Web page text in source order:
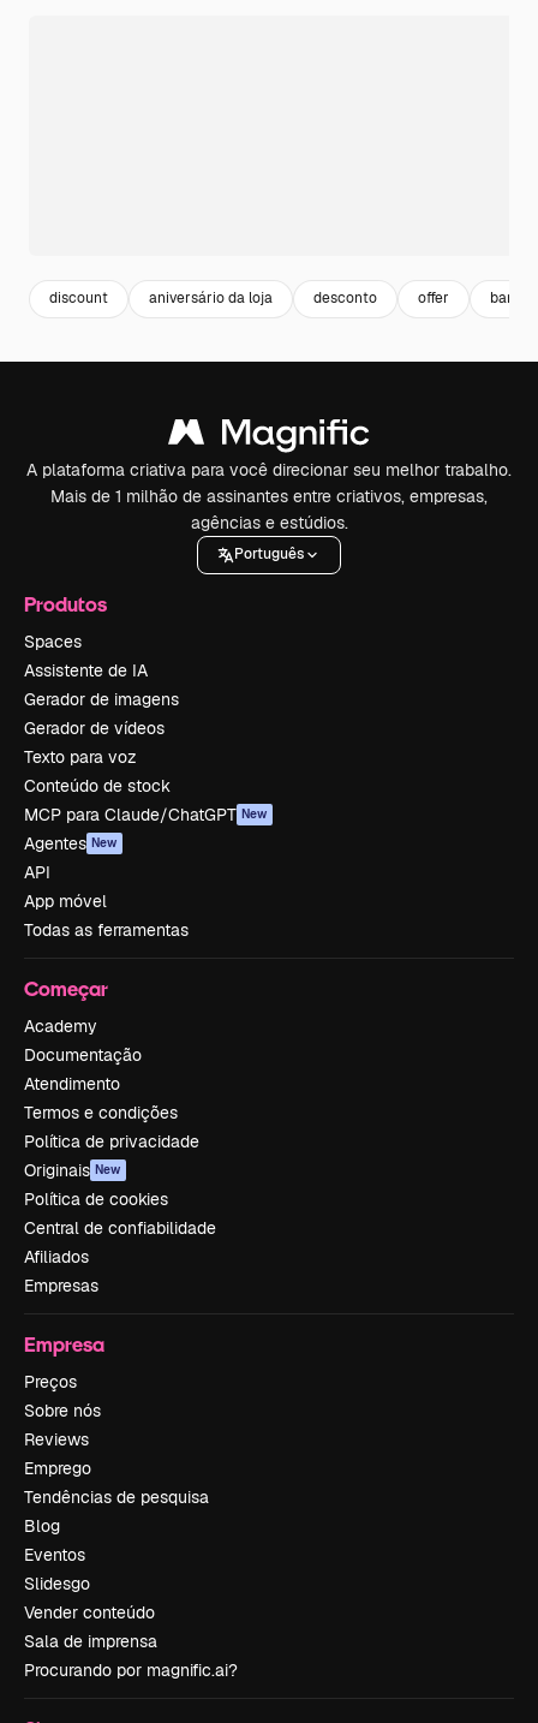
discount aniversário da loja desconto offer
A plataforma criativa para você direcionar seu melhor trabalho.
Mais de 1 milhão de assinantes entre criativos, empresas,
agências e estúdios.
Português
Produtos
Spaces
Assistente de IA
Gerador de imagens
Gerador de vídeos
Texto para voz
Conteúdo de stock
MCP para Claude/ChatGPT New
Agentes New
API
App móvel
Todas as ferramentas
Começar
Academy
Documentação
Atendimento
Termos e condições
Política de privacidade
Originais New
Política de cookies
Central de confiabilidade
Afiliados
Empresas
Empresa
Preços
Sobre nós
Reviews
Emprego
Tendências de pesquisa
Blog
Eventos
Slidesgo
Vender conteúdo
Sala de imprensa
Procurando por magnific.ai?